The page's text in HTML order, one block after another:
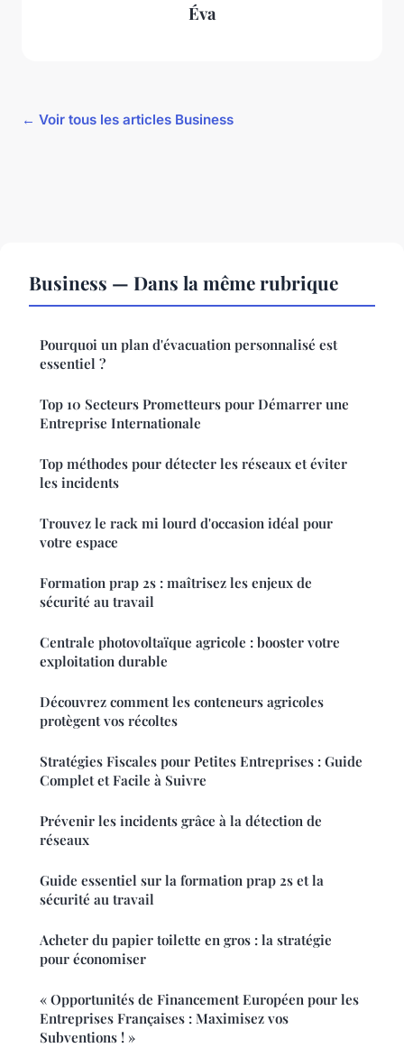
Éva
← Voir tous les articles Business
Business — Dans la même rubrique
Pourquoi un plan d'évacuation personnalisé est
essentiel ?
Top 10 Secteurs Prometteurs pour Démarrer une
Entreprise Internationale
Top méthodes pour détecter les réseaux et éviter
les incidents
Trouvez le rack mi lourd d'occasion idéal pour
votre espace
Formation prap 2s : maîtrisez les enjeux de
sécurité au travail
Centrale photovoltaïque agricole : booster votre
exploitation durable
Découvrez comment les conteneurs agricoles
protègent vos récoltes
Stratégies Fiscales pour Petites Entreprises : Guide
Complet et Facile à Suivre
Prévenir les incidents grâce à la détection de
réseaux
Guide essentiel sur la formation prap 2s et la
sécurité au travail
Acheter du papier toilette en gros : la stratégie
pour économiser
« Opportunités de Financement Européen pour les
Entreprises Françaises : Maximisez vos
Subventions ! »